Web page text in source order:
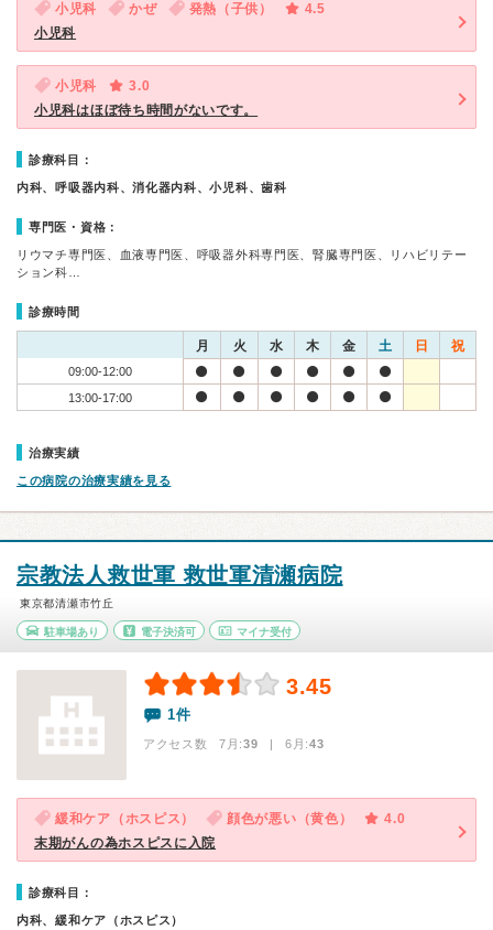
小児科 かぜ 発熱（子供）
4.5
小児科
小児科
3.0
小児科はほぼ待ち時間がないです。
診療科目：
内科、呼吸器内科、消化器内科、小児科、歯科
専門医・資格：
リウマチ専門医、血液専門医、呼吸器外科専門医、腎臓専門医、リハビリテー
ション科…
診療時間
月 火 水 木 金 土 日 祝
09:00-12:00
13:00-17:00
治療実績
この病院の治療実績を見る
宗教法人救世軍 救世軍清瀬病院
東京都清瀬市竹丘
駐車場あり 電子決済可 マイナ受付
3.45
1件
アクセス数 7月:39 | 6月:43
緩和ケア（ホスピス） 顔色が悪い（黄色）
4.0
末期がんの為ホスピスに入院
診療科目：
内科、緩和ケア（ホスピス）